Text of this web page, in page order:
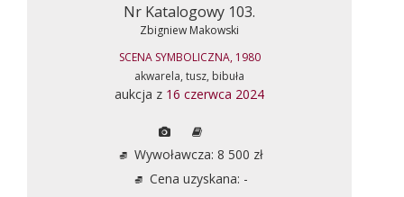
Nr Katalogowy 103.
Zbigniew Makowski
SCENA SYMBOLICZNA, 1980
akwarela, tusz, bibuła
aukcja z 16 czerwca 2024
Wywoławcza: 8 500 zł
Cena uzyskana: -